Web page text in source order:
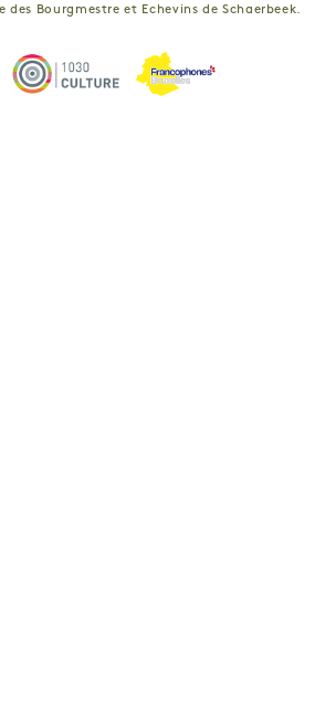
des Bourgmestre et Echevins de Schaerbeek.